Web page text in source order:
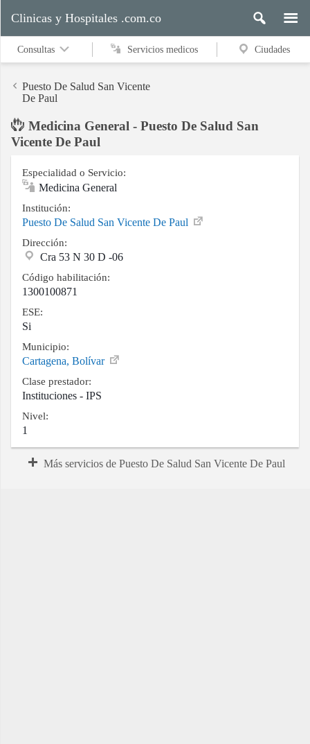
Servicios
medicos
Buscar
Clinicas y Hospitales .com.co
Consultas Servicios medicos Ciudades
Puesto De Salud San Vicente
De Paul
Medicina General - Puesto De Salud San
Vicente De Paul
Especialidad o Servicio:
Medicina General
Institución:
Puesto De Salud San Vicente De Paul
Dirección:
Cra 53 N 30 D -06
Código habilitación:
1300100871
ESE:
Si
Municipio:
Cartagena, Bolívar
Clase prestador:
Instituciones - IPS
Nivel:
1
Más servicios de Puesto De Salud San Vicente De Paul